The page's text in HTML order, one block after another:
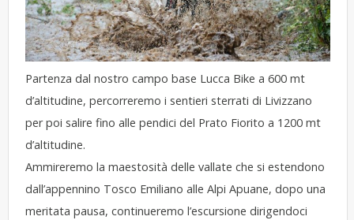
Partenza dal nostro campo base Lucca Bike a 600 mt
d’altitudine, percorreremo i sentieri sterrati di Livizzano
per poi salire fino alle pendici del Prato Fiorito a 1200 mt
d’altitudine.
Ammireremo la maestosità delle vallate che si estendono
dall’appennino Tosco Emiliano alle Alpi Apuane, dopo una
meritata pausa, continueremo l’escursione dirigendoci